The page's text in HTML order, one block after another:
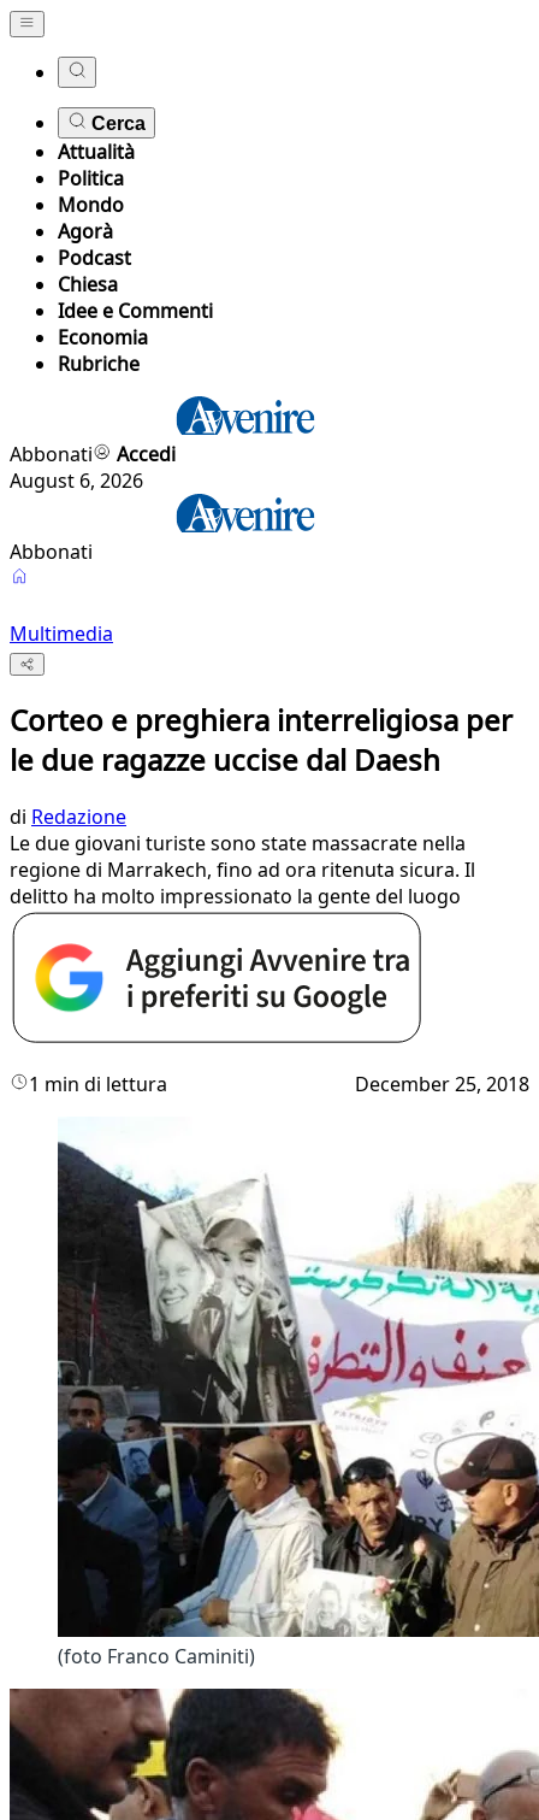
Cerca
Attualità
Politica
Mondo
Agorà
Podcast
Chiesa
Idee e Commenti
Economia
Rubriche
Abbonati
Accedi
August 6, 2026
Abbonati
Multimedia
Corteo e preghiera interreligiosa per
le due ragazze uccise dal Daesh
di Redazione
Le due giovani turiste sono state massacrate nella
regione di Marrakech, fino ad ora ritenuta sicura. Il
delitto ha molto impressionato la gente del luogo
1 min di lettura December 25, 2018
(foto Franco Caminiti)